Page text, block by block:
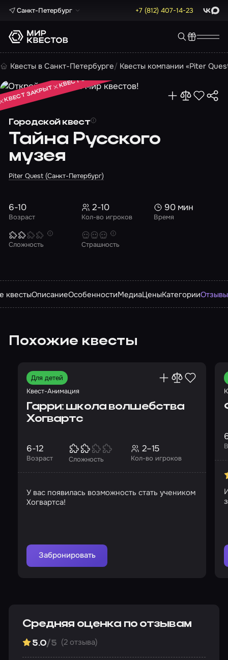
Санкт-Петербург +7 (812) 407-14-23 Max
Квесты в Санкт-Петербурге Квесты компании «Piter
Городской квест
Тайна Русского
музея
Piter Quest (Санкт-Петербург)
КВЕСТ ЗАКРЫТ
КВЕСТ ЗАКРЫТ
КВЕСТ ЗАКРЫТ
Возраст
6-10
Кол-во игроков
2-10
Время
90 мин
Сложность Страшность
квестыОписаниеОсобенностиМедиаЦеныКатегорииОтзывы
Похожие квесты
Для детей
Квест-Анимация
Гарри: школа волшебства
Хогвартс
Возраст
6-12
Сложность Кол-во игроков
2–15
У вас появилась возможность стать учеником
Хогвартса!
Забронировать
Средняя оценка по отзывам
5.0/5 (2 отзыва)